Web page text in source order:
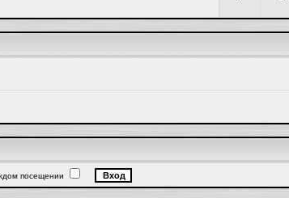
посещении